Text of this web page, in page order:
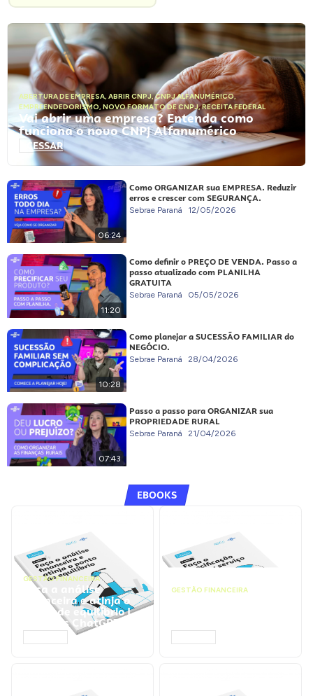
ABERTURA DE EMPRESA, ABRIR CNPJ,CNPJ ALFANUMÉRICO,
EMPREENDEDORISMO, NOVO FORMATO DE CNPJ,RECEITA FEDERAL
Vai abrir uma empresa? Entenda como
funciona o novo CNPJ Alfanumérico
ACESSAR
06:24
Como ORGANIZAR sua EMPRESA. Reduzir
erros e crescer com SEGURANÇA.
Sebrae Paraná 12/05/2026
11:20
Como definir o PREÇO DE VENDA. Passo a
passo atualizado com PLANILHA
GRATUITA
Sebrae Paraná 05/05/2026
10:28
Como planejar a SUCESSÃO FAMILIAR do
NEGÓCIO.
Sebrae Paraná 28/04/2026
07:43
Passo a passo para ORGANIZAR sua
PROPRIEDADE RURAL
Sebrae Paraná 21/04/2026
EBOOKS
GESTÃO FINANCEIRA
Faça a análise
financeira e atinja o
ponto de equilíbrio |
Prompts ChatGPT
GESTÃO FINANCEIRA